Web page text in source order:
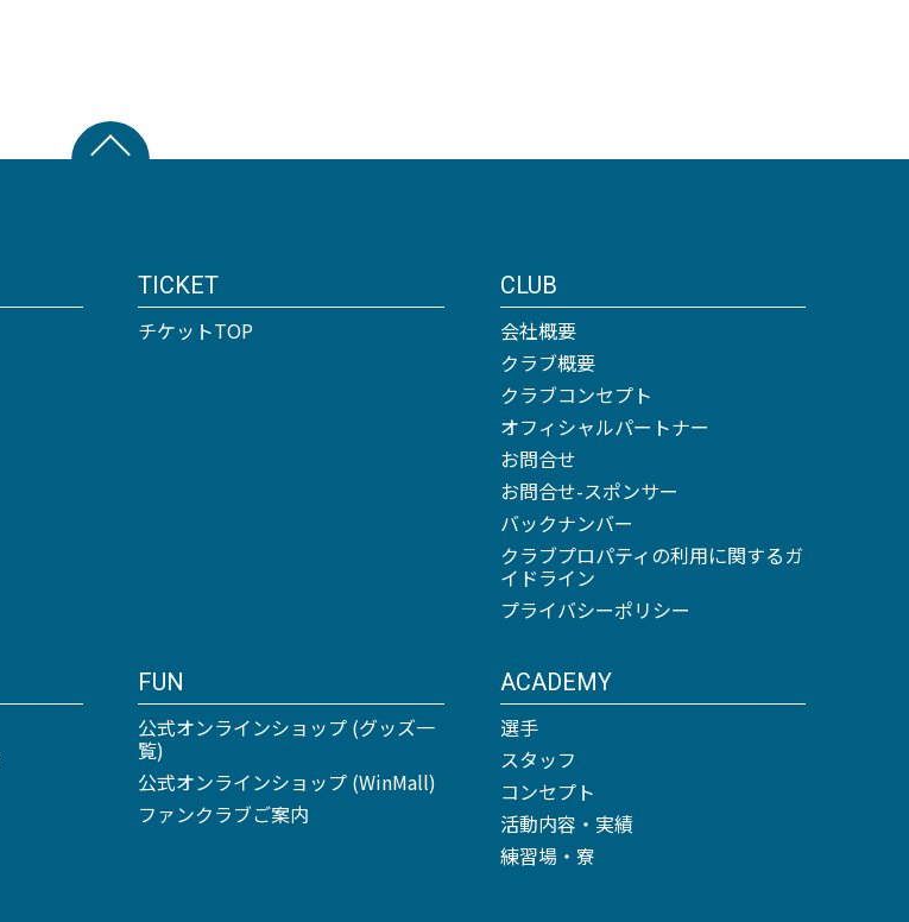
TICKET
チケットTOP
FUN
公式オンラインショップ (グッズ一
覧)
公式オンラインショップ (WinMall)
ファンクラブご案内
ACADEMY
選手
スタッフ
コンセプト
活動内容・実績
練習場・寮
CLUB
会社概要
クラブ概要
クラブコンセプト
オフィシャルパートナー
お問合せ
お問合せ-スポンサー
バックナンバー
クラブプロパティの利用に関するガ
イドライン
プライバシーポリシー